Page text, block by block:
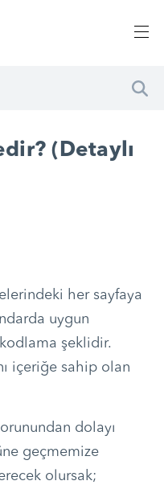
(Detaylı
her sayfaya
uygun
şeklidir.
içeriğe sahip olan
dolayı
geçmemize
olursak;